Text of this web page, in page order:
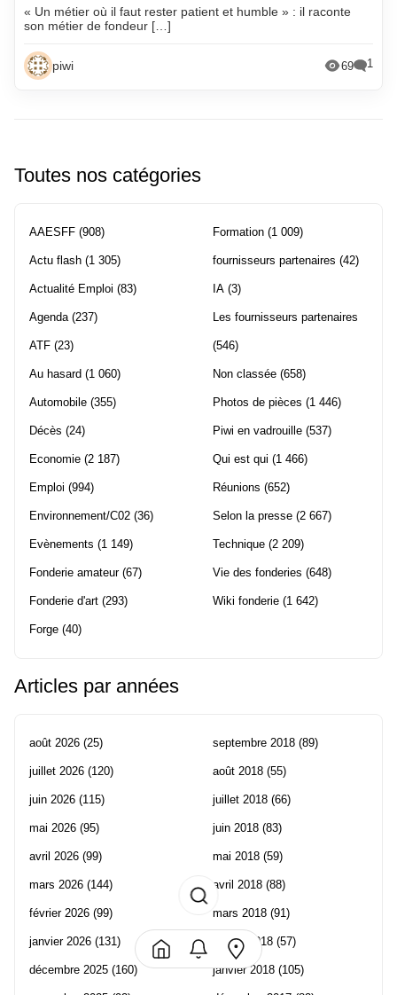
« Un métier où il faut rester patient et humble » : il raconte
son métier de fondeur […]
piwi 69 1
Toutes nos catégories
AAESFF (908)
Actu flash (1 305)
Actualité Emploi (83)
Agenda(237)
ATF (23)
Au hasard (1 060)
Automobile (355)
Décès (24)
Economie (2 187)
Emploi (994)
Environnement/C02 (36)
Evènements (1 149)
Fonderie amateur(67)
Fonderie d'art (293)
Forge (40)
Formation (1 009)
fournisseurs partenaires (42)
IA (3)
Les fournisseurs partenaires
(546)
Non classée (658)
Photos de pièces (1 446)
Piwi en vadrouille (537)
Qui est qui (1 466)
Réunions (652)
Selon la presse (2 667)
Technique (2 209)
Vie des fonderies (648)
Wiki fonderie (1 642)
Articles par années
août 2026 (25)
juillet 2026 (120)
juin 2026 (115)
mai 2026 (95)
avril 2026 (99)
mars 2026 (144)
février 2026 (99)
janvier 2026 (131)
décembre 2025 (160)
septembre 2018 (89)
août 2018 (55)
juillet 2018 (66)
juin 2018 (83)
mai 2018 (59)
avril 2018 (88)
mars 2018 (91)
février 2018 (57)
janvier 2018 (105)